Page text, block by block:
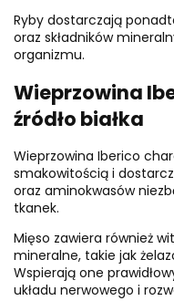
Ryby dostarczają
oraz składników
organizmu.
Wieprzowina
źródło białka
Wieprzowina Iberico
smakowitością i
oraz aminokwasów
tkanek.
Mięso zawiera również
mineralne, takie jak
Wspierają one
układu nerwowego i